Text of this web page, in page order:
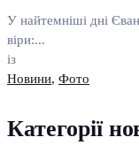
У найтемніші дні
віри:...
із
Новини, Фото
Категорії